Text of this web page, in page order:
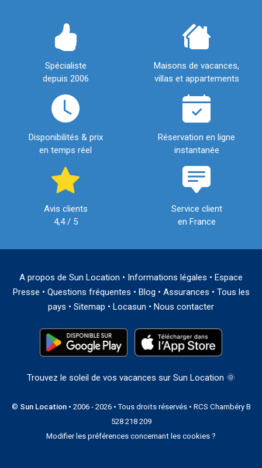
Spécialiste
depuis 2006
Maisons de vacances,
villas et appartements
Disponibilités & prix
en temps réel
Réservation en ligne
instantanée
Avis clients
4,4 / 5
Service client
en France
A propos de Sun Location • Informations légales • Espace
Presse • Questions fréquentes • Blog • Assurances • Tous les
pays • Sitemap • Locasun • Nous contacter
Trouvez le soleil de vos vacances sur Sun Location 🌞
© Sun Location• 2006 - 2026 • Tous droits réservés • RCS Chambéry B
528 218 209
Modifier les préférences concernant les cookies ?